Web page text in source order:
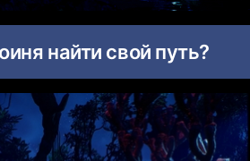
найти свой путь?